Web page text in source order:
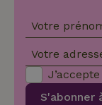
Votre
Votre
S'abonner
Nom
_ga
Nom
Nom
_nhft_search-